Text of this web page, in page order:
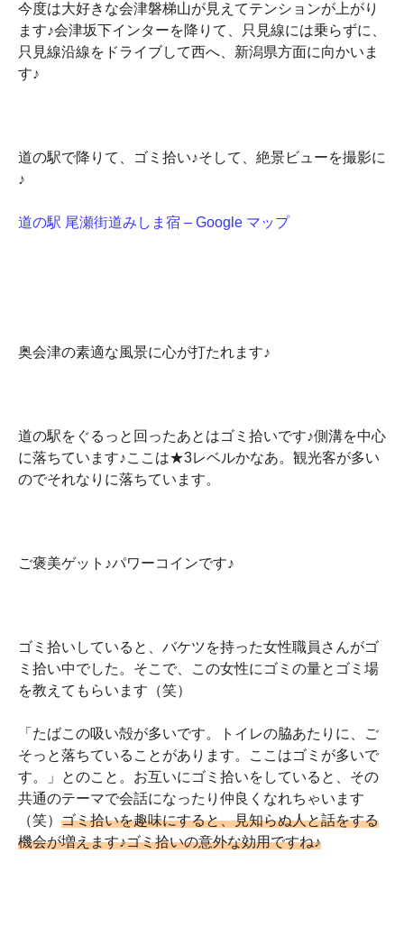
今度は大好きな会津磐梯山が見えてテンションが上がり
ます♪会津坂下インターを降りて、只見線には乗らずに、
只見線沿線をドライブして西へ、新潟県方面に向かいま
す♪
道の駅で降りて、ゴミ拾い♪そして、絶景ビューを撮影に
♪
道の駅 尾瀬街道みしま宿 – Google マップ
奥会津の素適な風景に心が打たれます♪
道の駅をぐるっと回ったあとはゴミ拾いです♪側溝を中心
に落ちています♪ここは★3レベルかなあ。観光客が多い
のでそれなりに落ちています。
ご褒美ゲット♪パワーコインです♪
ゴミ拾いしていると、バケツを持った女性職員さんがゴ
ミ拾い中でした。そこで、この女性にゴミの量とゴミ場
を教えてもらいます（笑）
「たばこの吸い殻が多いです。トイレの脇あたりに、ご
そっと落ちていることがあります。ここはゴミが多いで
す。」とのこと。お互いにゴミ拾いをしていると、その
共通のテーマで会話になったり仲良くなれちゃいます
（笑） ゴミ拾いを趣味にすると、見知らぬ人と話をする
機会が増えます♪ゴミ拾いの意外な効用ですね♪